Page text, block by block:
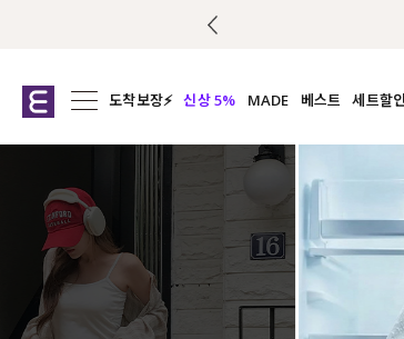
도착보장⚡ 신상 5%
MADE
익스클루시브
티셔츠
니트
블라우스
원피스
베스트
세트할인
여름코디